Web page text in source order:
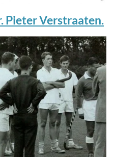
Pieter Verstraaten.